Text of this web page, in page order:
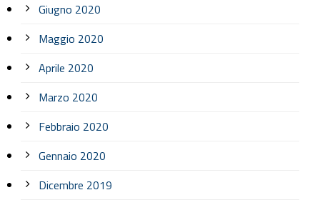
Giugno 2020
Maggio 2020
Aprile 2020
Marzo 2020
Febbraio 2020
Gennaio 2020
Dicembre 2019